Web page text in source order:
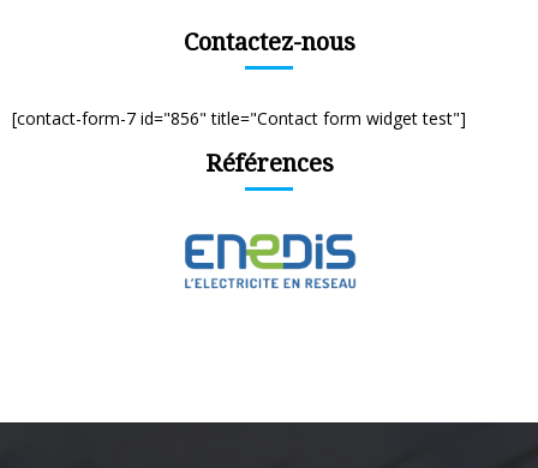
Contactez-nous
[contact-form-7 id="856" title="Contact form widget test"]
Références